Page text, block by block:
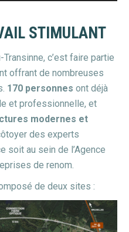
STIMULANT
c’est faire partie
offrant de nombreuses
170 personnes ont déjà
et professionnelle, et
modernes et
des experts
soit au sein de l’Agence
de renom.
de deux sites :